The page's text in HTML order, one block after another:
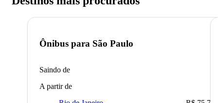
Ônibus para São Paulo
Saindo de
A partir de